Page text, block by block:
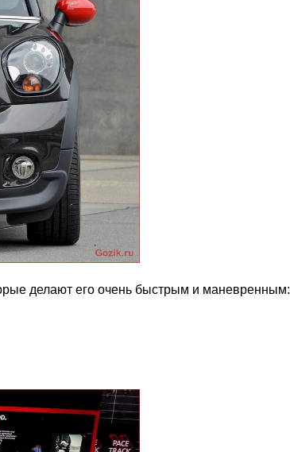
делают его очень быстрым и маневренным: